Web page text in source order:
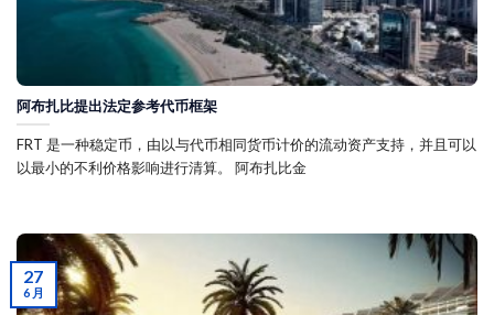
阿布扎比提出法定参考代币框架
FRT 是一种稳定币，由以与代币相同货币计价的流动资产支持，并且可以
以最小的不利价格影响进行清算。 阿布扎比金
27
6 月